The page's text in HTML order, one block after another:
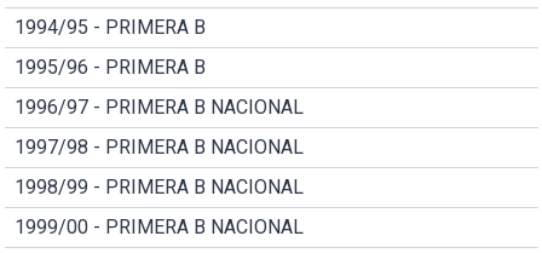
1994/95 - PRIMERA B
1995/96 - PRIMERA B
1996/97 - PRIMERA B NACIONAL
1997/98 - PRIMERA B NACIONAL
1998/99 - PRIMERA B NACIONAL
1999/00 - PRIMERA B NACIONAL